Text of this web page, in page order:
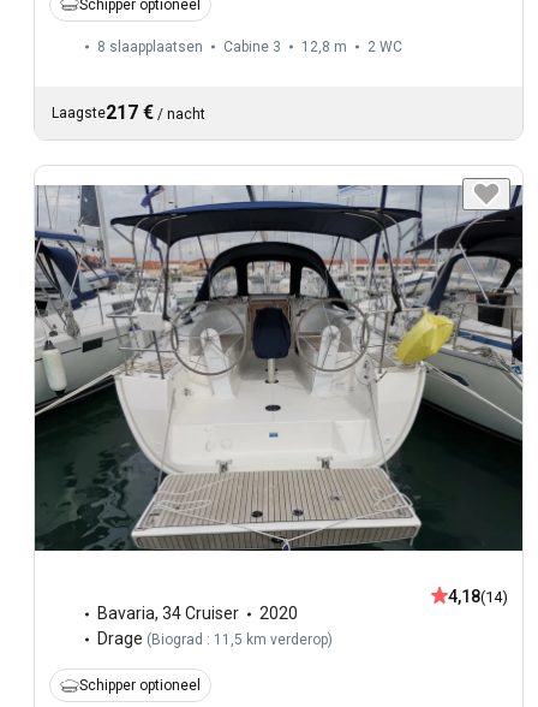
Schipper optioneel
8 slaapplaatsen Cabine 3 12,8 m 2 WC
Laagste217 € / nacht
Bavaria, 34 Cruiser
2020
Drage ( Biograd : 11,5 km verderop)
4,18(14)
Schipper optioneel